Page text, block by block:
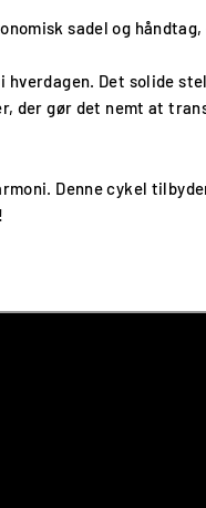
sadel og
Det solide
der gør det nemt at
Denne cykel